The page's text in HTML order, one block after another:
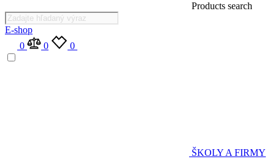
Products search
E-shop
0
0 0
ŠKOLY A FIRMY